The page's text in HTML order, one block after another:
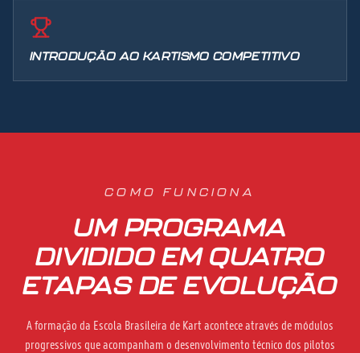
INTRODUÇÃO AO KARTISMO COMPETITIVO
COMO FUNCIONA
UM PROGRAMA
DIVIDIDO EM QUATRO
ETAPAS DE EVOLUÇÃO
A formação da Escola Brasileira de Kart acontece através de módulos
progressivos que acompanham o desenvolvimento técnico dos pilotos